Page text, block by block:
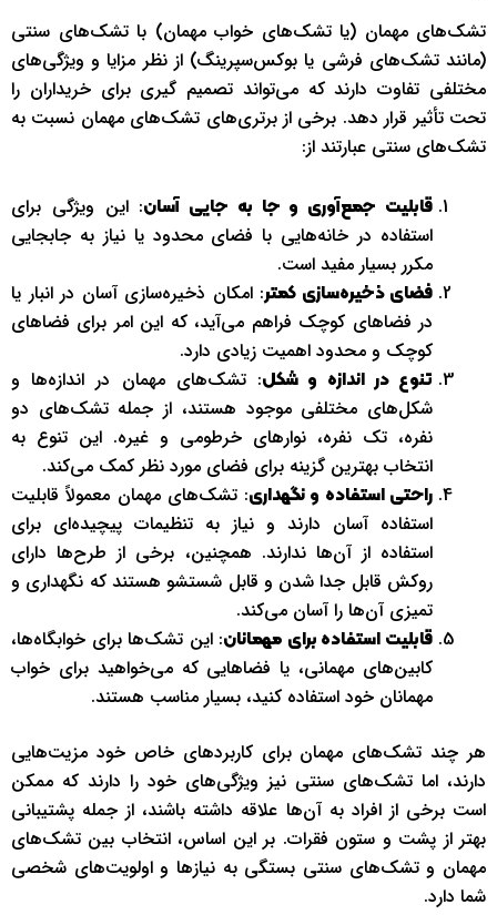
تشک‌های مهمان (یا تشک‌های خواب مهمان) با تشک‌های سنتی
(مانند تشک‌های فرشی یا بوکس‌سپرینگ) از نظر مزایا و ویژگی‌های
مختلفی تفاوت دارند که می‌تواند تصمیم گیری برای خریداران را
تحت تأثیر قرار دهد. برخی از برتری‌های تشک‌های مهمان نسبت به
تشک‌های سنتی عبارتند از:
قابلیت جمع‌آوری و جا به جایی آسان: این ویژگی برای
استفاده در خانه‌هایی با فضای محدود یا نیاز به جابجایی
مکرر بسیار مفید است.
فضای ذخیره‌سازی کمتر: امکان ذخیره‌سازی آسان در انبار یا
در فضاهای کوچک فراهم می‌آید، که این امر برای فضاهای
کوچک و محدود اهمیت زیادی دارد.
تنوع در اندازه و شکل: تشک‌های مهمان در اندازه‌ها و
شکل‌های مختلفی موجود هستند، از جمله تشک‌های دو
نفره، تک نفره، نوارهای خرطومی و غیره. این تنوع به
انتخاب بهترین گزینه برای فضای مورد نظر کمک می‌کند.
راحتی استفاده و نگهداری: تشک‌های مهمان معمولاً قابلیت
استفاده آسان دارند و نیاز به تنظیمات پیچیده‌ای برای
استفاده از آن‌ها ندارند. همچنین، برخی از طرح‌ها دارای
روکش قابل جدا شدن و قابل شستشو هستند که نگهداری و
تمیزی آن‌ها را آسان می‌کند.
قابلیت استفاده برای مهمانان: این تشک‌ها برای خوابگاه‌ها،
کابین‌های مهمانی، یا فضاهایی که می‌خواهید برای خواب
مهمانان خود استفاده کنید، بسیار مناسب هستند.
هر چند تشک‌های مهمان برای کاربردهای خاص خود مزیت‌هایی
دارند، اما تشک‌های سنتی نیز ویژگی‌های خود را دارند که ممکن
است برخی از افراد به آن‌ها علاقه داشته باشند، از جمله پشتیبانی
بهتر از پشت و ستون فقرات. بر این اساس، انتخاب بین تشک‌های
مهمان و تشک‌های سنتی بستگی به نیازها و اولویت‌های شخصی
شما دارد.